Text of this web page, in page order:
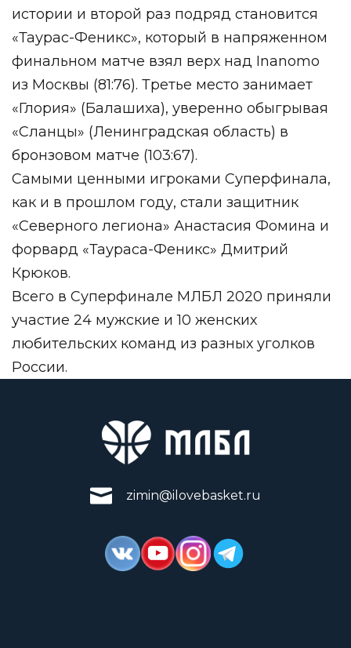
истории и второй раз подряд становится
«Таурас-Феникс», который в напряженном
финальном матче взял верх над Inanomo
из Москвы (81:76). Третье место занимает
«Глория» (Балашиха), уверенно обыгрывая
«Сланцы» (Ленинградская область) в
бронзовом матче (103:67).
Самыми ценными игроками Суперфинала,
как и в прошлом году, стали защитник
«Северного легиона» Анастасия Фомина и
форвард «Таураса-Феникс» Дмитрий
Крюков.
Всего в Суперфинале МЛБЛ 2020 приняли
участие 24 мужские и 10 женских
любительских команд из разных уголков
России.
zimin@ilovebasket.ru